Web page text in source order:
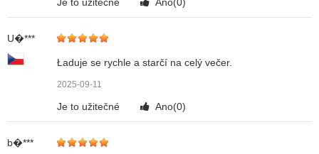
U�***
Ładuje se rychle a starčí na celý večer.
2025-09-11
Je to užitečné Ano(0)
b�***